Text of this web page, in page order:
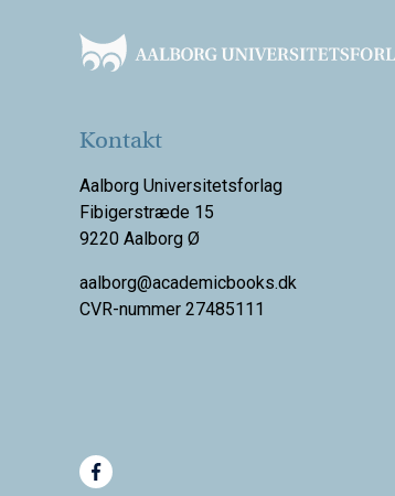
Kontakt
Aalborg Universitetsforlag
Fibigerstræde 15
9220 Aalborg Ø
aalborg@academicbooks.dk
CVR-nummer 27485111